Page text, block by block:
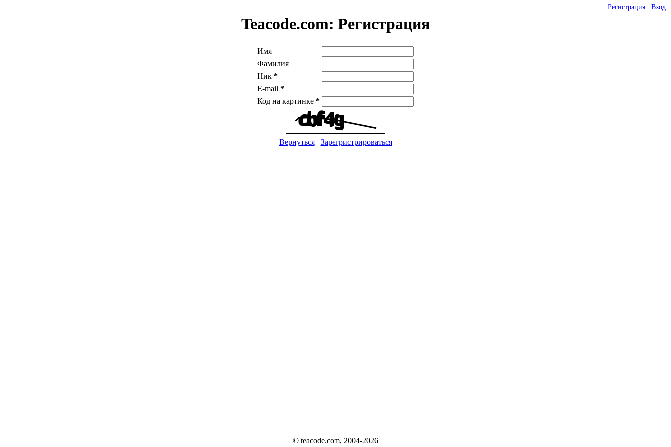
Регистрация Вход
Teacode.com: Регистрация
Имя
Фамилия
Ник *
E-mail *
Код на картинке *
Вернуться Зарегристрироваться
© teacode.com, 2004-2026